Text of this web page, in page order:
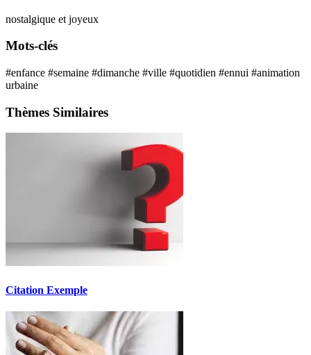
nostalgique et joyeux
Mots-clés
#enfance #semaine #dimanche #ville #quotidien #ennui #animation
urbaine
Thèmes Similaires
Citation Exemple